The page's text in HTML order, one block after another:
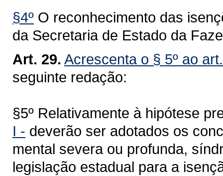
§4º O reconhecimento das
da Secretaria de Estado da
Art. 29. Acrescenta o § 5º ao
seguinte redação:
§5º Relativamente à hipótese
I - deverão ser adotados os
mental severa ou profunda,
legislação estadual para a